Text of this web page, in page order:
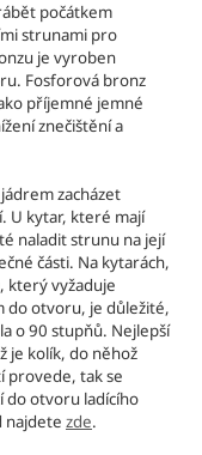
počátkem
strunami pro
je vyroben
Fosforová bronz
příjemné jemné
znečištění a
zacházet
U kytar, které mají
naladit strunu na její
části. Na kytarách,
který vyžaduje
do otvoru, je důležité,
o 90 stupňů. Nejlepší
je kolík, do něhož
provede, tak se
do otvoru ladícího
najdete zde.